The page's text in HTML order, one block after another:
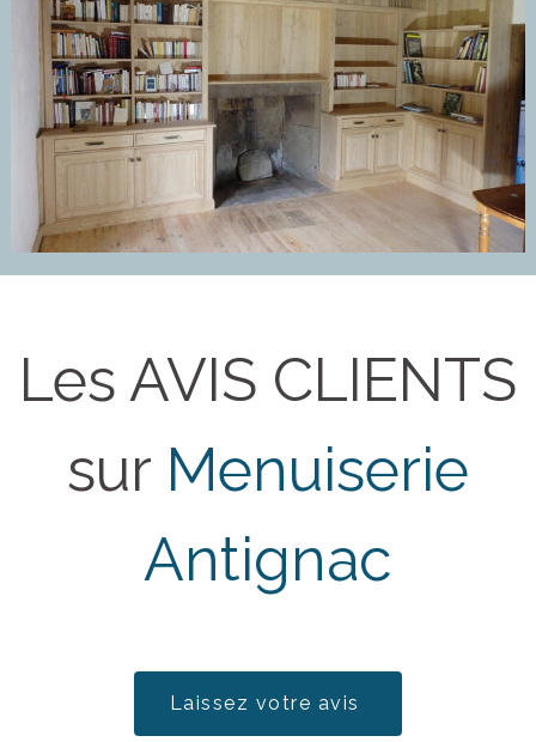
Les AVIS CLIENTS
sur Menuiserie
Antignac
Laissez votre avis